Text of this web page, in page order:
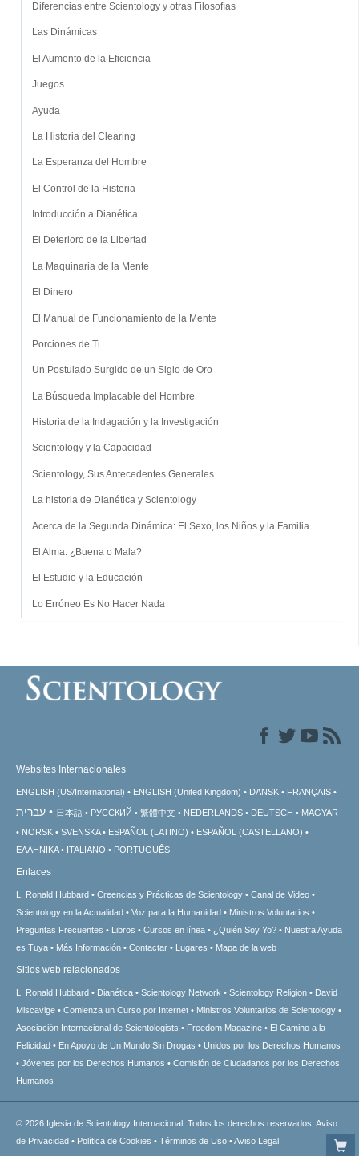
Diferencias entre Scientology y otras Filosofías
Las Dinámicas
El Aumento de la Eficiencia
Juegos
Ayuda
La Historia del Clearing
La Esperanza del Hombre
El Control de la Histeria
Introducción a Dianética
El Deterioro de la Libertad
La Maquinaria de la Mente
El Dinero
El Manual de Funcionamiento de la Mente
Porciones de Ti
Un Postulado Surgido de un Siglo de Oro
La Búsqueda Implacable del Hombre
Historia de la Indagación y la Investigación
Scientology y la Capacidad
Scientology, Sus Antecedentes Generales
La historia de Dianética y Scientology
Acerca de la Segunda Dinámica: El Sexo, los Niños y la Familia
El Alma: ¿Buena o Mala?
El Estudio y la Educación
Lo Erróneo Es No Hacer Nada
Websites Internacionales
ENGLISH (US/International) ENGLISH (United Kingdom) DANSK FRANÇAIS
עברית 日本語 РУССКИЙ 繁體中文 NEDERLANDS DEUTSCH
MAGYAR
NORSK
SVENSKA ESPAÑOL (LATINO)
ESPAÑOL (CASTELLANO)
ΕΛΛΗΝΙΚA
ITALIANO PORTUGUÊS
Enlaces
L. Ronald Hubbard Creencias y Prácticas de Scientology
Canal de Video
Scientology en la Actualidad
Voz para la Humanidad
Ministros Voluntarios
Preguntas Frecuentes
Libros Cursos en línea ¿Quién Soy Yo?
Nuestra Ayuda
es Tuya
Más Información Contactar Lugares Mapa de la web
Sitios web relacionados
L. Ronald Hubbard Dianética Scientology Network Scientology Religion
David
Miscavige
Comienza un Curso por Internet
Ministros Voluntarios de Scientology
Asociación Internacional de Scientologists
Freedom Magazine
El Camino a la
Felicidad
En Apoyo de Un Mundo Sin Drogas
Unidos por los Derechos Humanos
Jóvenes por los Derechos Humanos
Comisión de Ciudadanos por los Derechos
Humanos
© 2026 Iglesia de Scientology Internacional. Todos los derechos reservados. Aviso
de Privacidad • Política de Cookies • Términos de Uso •Aviso Legal